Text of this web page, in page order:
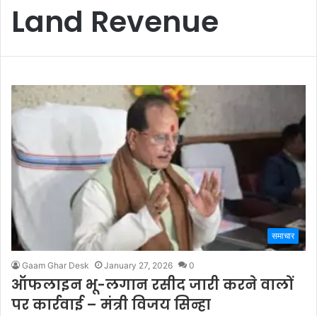
Land Revenue
समाचार
Gaam Ghar Desk January 27, 2026 0
ऑफलाइन भू-लगान रसीद जारी करने वालों
पर कार्रवाई – मंत्री विजय सिन्हा